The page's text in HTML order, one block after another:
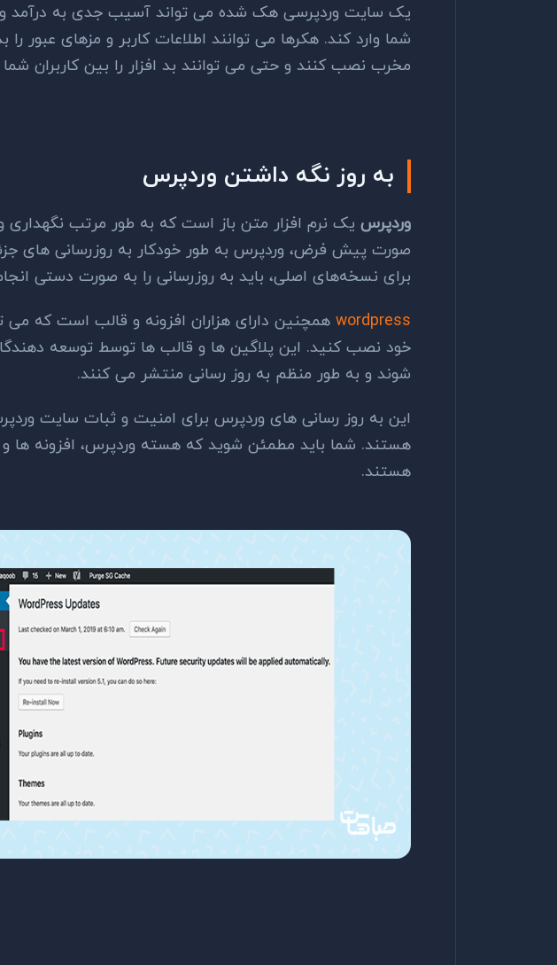
یک سایت وردپرسی هک شده می تواند آسیب جدی به درآمد و
شما وارد کند. هکرها می توانند اطلاعات کاربر و مزهای عبور را
مخرب نصب کنند و حتی می توانند بد افزار را بین کاربران شما
به روز نگه داشتن وردپرس
وردپرس یک نرم افزار متن باز است که به طور مرتب نگهداری
صورت پیش فرض، وردپرس به طور خودکار به روزرسانی های
برای نسخه‌های اصلی، باید به ‌روزرسانی را به ‌صورت دستی
wordpress همچنین دارای هزاران افزونه و قالب است که
خود نصب کنید. این پلاگین ها و قالب ها توسط توسعه
شوند و به طور منظم به روز رسانی منتشر می کنند.
این به روز رسانی های وردپرس برای امنیت و ثبات سایت
هستند. شما باید مطمئن شوید که هسته وردپرس، افزونه ها
هستند.